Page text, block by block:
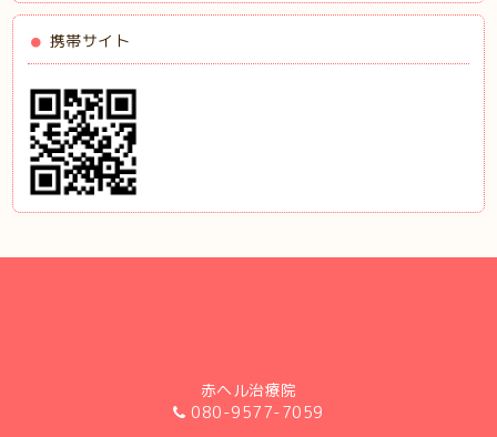
携帯サイト
赤ヘル治療院
080-9577-7059